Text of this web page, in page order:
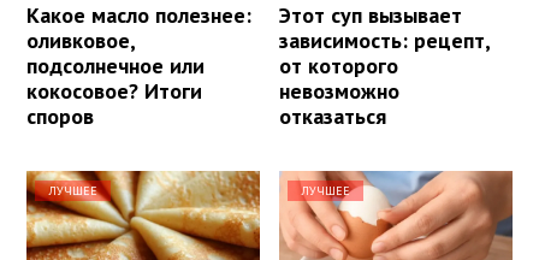
Какое масло полезнее:
оливковое,
подсолнечное или
кокосовое? Итоги
споров
Этот суп вызывает
зависимость: рецепт,
от которого
невозможно
отказаться
ЛУЧШЕЕ ЛУЧШЕЕ